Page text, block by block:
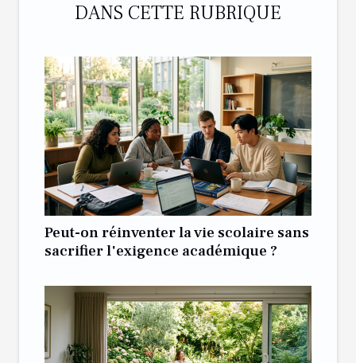
DANS CETTE RUBRIQUE
Peut-on réinventer la vie scolaire sans
sacrifier l'exigence académique ?